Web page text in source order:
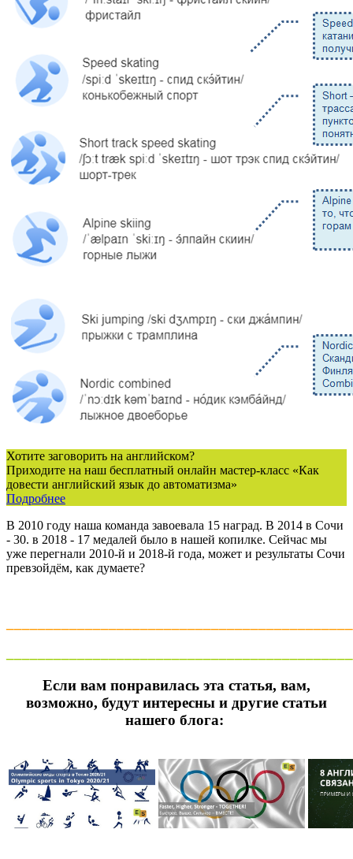
Хотите заговорить на английском?
Приходите на наш бесплатный онлайн мастер-класс «Как
довести английский язык до автоматизма»
Подробнее
В 2010 году наша команда завоевала 15 наград. В 2014 в Сочи
- 30. в 2018 - 17 медалей было в нашей копилке. Сейчас мы
уже перегнали 2010-й и 2018-й года, может и результаты Сочи
превзойдём, как думаете?
Если вам понравилась эта статья, вам,
возможно, будут интересны и другие статьи
нашего блога: